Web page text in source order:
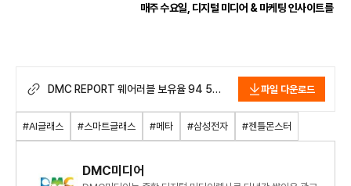
매주 수요일, 디지털 미디어 & 마케팅 인사이트를 전
DMC REPORT 웨어러블 보유율 94 5
글래스 시장 메타·삼성 참전으로 격돌.pdf
파일 다운로드
#AI글래스 #스마트글래스 #메타 #삼성전자 #젠틀몬스터
DMC미디어